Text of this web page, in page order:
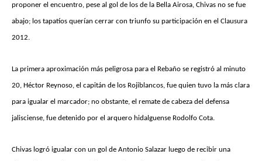
proponer el encuentro, pese al gol de los de la Bella Airosa, Chivas no se fue
abajo; los tapatíos querían cerrar con triunfo su participación en el Clausura
2012.
La primera aproximación más peligrosa para el Rebaño se registró al minuto
20, Héctor Reynoso, el capitán de los Rojiblancos, fue quien tuvo la más clara
para igualar el marcador; no obstante, el remate de cabeza del defensa
jalisciense, fue detenido por el arquero hidalguense Rodolfo Cota.
Chivas logró igualar con un gol de Antonio Salazar luego de recibir una